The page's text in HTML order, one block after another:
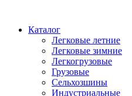
Каталог
Легковые летние
Легковые зимние
Легкогрузовые
Грузовые
Сельхозшины
Индустриальные